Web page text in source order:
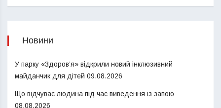
Новини
У парку «Здоров’я» відкрили новий інклюзивний
майданчик для дітей 09.08.2026
Що відчуває людина під час виведення із запою
08.08.2026